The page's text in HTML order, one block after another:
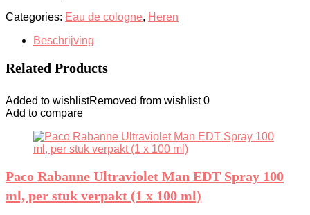
Categories: Eau de cologne, Heren
Beschrijving
Related Products
Added to wishlistRemoved from wishlist 0
Add to compare
Paco Rabanne Ultraviolet Man EDT Spray 100
ml, per stuk verpakt (1 x 100 ml)